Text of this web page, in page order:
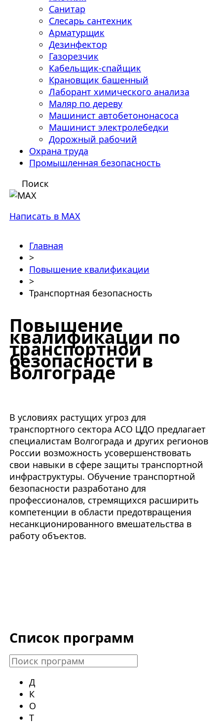
Санитар
Слесарь сантехник
Арматурщик
Дезинфектор
Газорезчик
Кабельщик-спайщик
Крановщик башенный
Лаборант химического анализа
Маляр по дереву
Машинист автобетононасоса
Машинист электролебедки
Дорожный рабочий
Охрана труда
Промышленная безопасность
Поиск
Написать в MAX
Главная
>
Повышение квалификации
>
Транспортная безопасность
Повышение
квалификации по
транспортной
безопасности в
Волгограде
В условиях растущих угроз для
транспортного сектора АСО ЦДО предлагает
специалистам Волгограда и других регионов
России возможность усовершенствовать
свои навыки в сфере защиты транспортной
инфраструктуры. Обучение транспортной
безопасности разработано для
профессионалов, стремящихся расширить
компетенции в области предотвращения
несанкционированного вмешательства в
работу объектов.
Список программ
Д
К
О
Т